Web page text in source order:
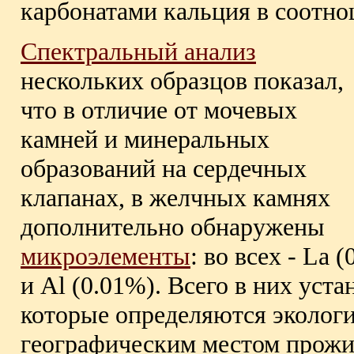
карбонатами кальция в
Спектральный анализ
нескольких образцов показал,
что в отличие от мочевых
камней и минеральных
образований на сердечных
клапанах, в желчных камнях
дополнительно обнаружены
микроэлементы: во всех - La
и Al (0.01%). Всего в них
которые определяются
географическим местом